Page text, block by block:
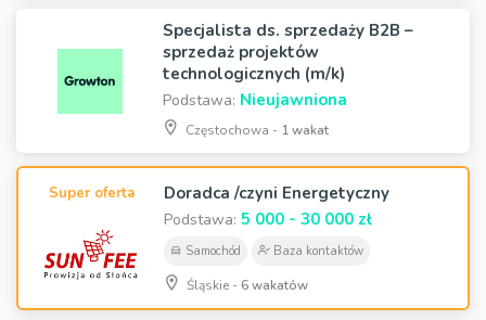
Specjalista ds. sprzedaży B2B –
sprzedaż projektów
technologicznych (m/k)
Podstawa: Nieujawniona
Częstochowa - 1 wakat
Super oferta Doradca /czyni Energetyczny
Podstawa: 5 000 - 30 000 zł
Samochód Baza kontaktów
Śląskie - 6 wakatów